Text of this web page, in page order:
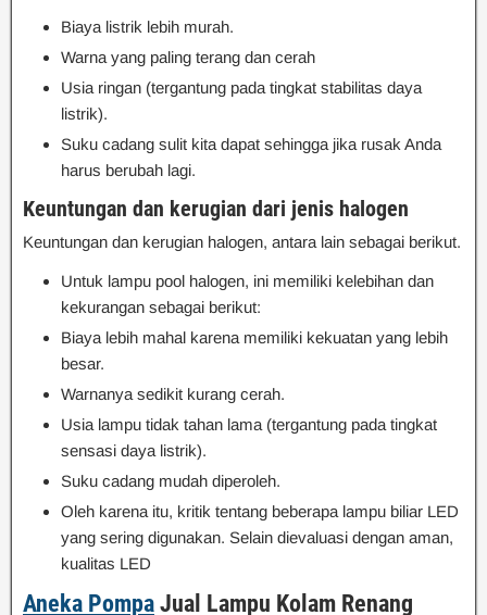
Biaya listrik lebih murah.
Warna yang paling terang dan cerah
Usia ringan (tergantung pada tingkat stabilitas daya
listrik).
Suku cadang sulit kita dapat sehingga jika rusak Anda
harus berubah lagi.
Keuntungan dan kerugian dari jenis halogen
Keuntungan dan kerugian halogen, antara lain sebagai berikut.
Untuk lampu pool halogen, ini memiliki kelebihan dan
kekurangan sebagai berikut:
Biaya lebih mahal karena memiliki kekuatan yang lebih
besar.
Warnanya sedikit kurang cerah.
Usia lampu tidak tahan lama (tergantung pada tingkat
sensasi daya listrik).
Suku cadang mudah diperoleh.
Oleh karena itu, kritik tentang beberapa lampu biliar LED
yang sering digunakan. Selain dievaluasi dengan aman,
kualitas LED
Aneka Pompa Jual Lampu Kolam Renang